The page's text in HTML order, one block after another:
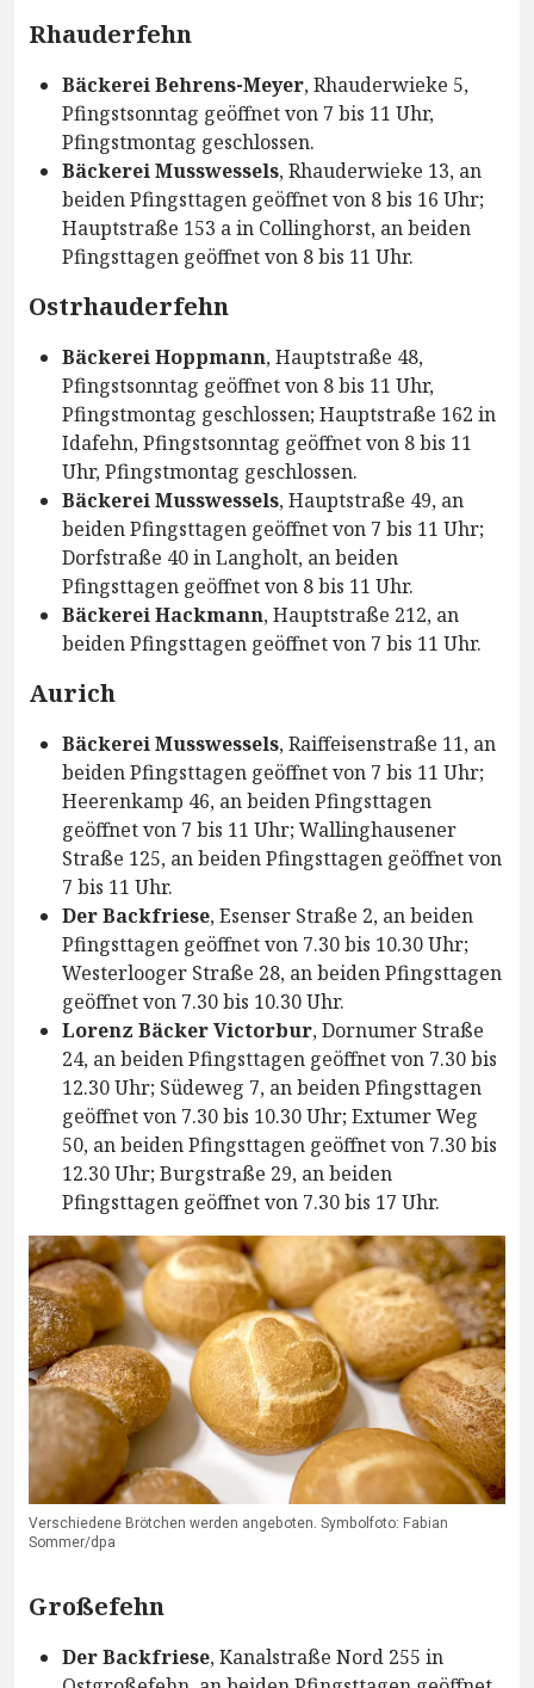
Rhauderfehn
Bäckerei Behrens-Meyer, Rhauderwieke 5,
Pfingstsonntag geöffnet von 7 bis 11 Uhr,
Pfingstmontag geschlossen.
Bäckerei Musswessels, Rhauderwieke 13, an
beiden Pfingsttagen geöffnet von 8 bis 16 Uhr;
Hauptstraße 153 a in Collinghorst, an beiden
Pfingsttagen geöffnet von 8 bis 11 Uhr.
Ostrhauderfehn
Bäckerei Hoppmann, Hauptstraße 48,
Pfingstsonntag geöffnet von 8 bis 11 Uhr,
Pfingstmontag geschlossen; Hauptstraße 162 in
Idafehn, Pfingstsonntag geöffnet von 8 bis 11
Uhr, Pfingstmontag geschlossen.
Bäckerei Musswessels, Hauptstraße 49, an
beiden Pfingsttagen geöffnet von 7 bis 11 Uhr;
Dorfstraße 40 in Langholt, an beiden
Pfingsttagen geöffnet von 8 bis 11 Uhr.
Bäckerei Hackmann, Hauptstraße 212, an
beiden Pfingsttagen geöffnet von 7 bis 11 Uhr.
Aurich
Bäckerei Musswessels, Raiffeisenstraße 11, an
beiden Pfingsttagen geöffnet von 7 bis 11 Uhr;
Heerenkamp 46, an beiden Pfingsttagen
geöffnet von 7 bis 11 Uhr; Wallinghausener
Straße 125, an beiden Pfingsttagen geöffnet von
7 bis 11 Uhr.
Der Backfriese, Esenser Straße 2, an beiden
Pfingsttagen geöffnet von 7.30 bis 10.30 Uhr;
Westerlooger Straße 28, an beiden Pfingsttagen
geöffnet von 7.30 bis 10.30 Uhr.
Lorenz Bäcker Victorbur, Dornumer Straße
24, an beiden Pfingsttagen geöffnet von 7.30 bis
12.30 Uhr; Südeweg 7, an beiden Pfingsttagen
geöffnet von 7.30 bis 10.30 Uhr; Extumer Weg
50, an beiden Pfingsttagen geöffnet von 7.30 bis
12.30 Uhr; Burgstraße 29, an beiden
Pfingsttagen geöffnet von 7.30 bis 17 Uhr.
Verschiedene Brötchen werden angeboten. Symbolfoto: Fabian
Sommer/dpa
Großefehn
Der Backfriese, Kanalstraße Nord 255 in